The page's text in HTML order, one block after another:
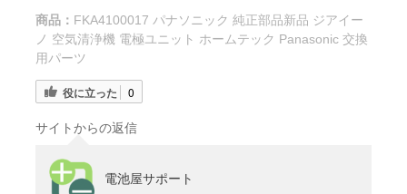
商品： FKA4100017 パナソニック 純正部品新品 ジアイー
ノ 空気清浄機 電極ユニット ホームテック Panasonic 交換
用パーツ
役に立った 0
サイトからの返信
電池屋サポート